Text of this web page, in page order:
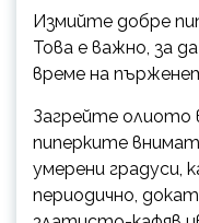
Измийте добре
Това е важно, за
време на
Загрейте олиото
пиперките
умерени
периодично,